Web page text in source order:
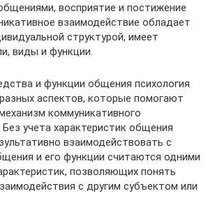
восприятие и постижение
взаимодействие обладает
структурой, имеет
виды и функции.
и функции общения психология
аспектов, которые помогают
коммуникативного
учета характеристик общения
взаимодействовать с
и его функции считаются одними
позволяющих понять
с другим субъектом или